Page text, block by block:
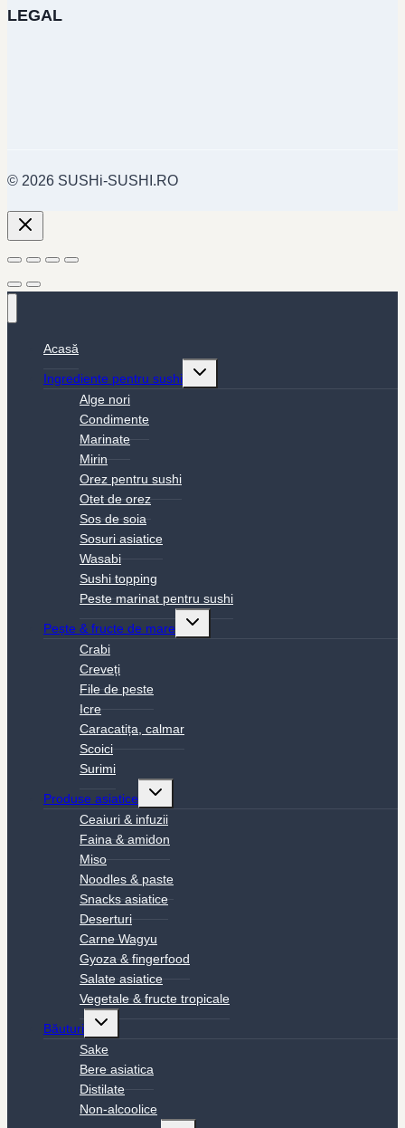
LEGAL
© 2026 SUSHi-SUSHI.RO
Acasă
Ingrediente pentru sushi
Toggle
Alge nori
Condimente
Marinate
Mirin
Orez pentru sushi
Otet de orez
Sos de soia
Sosuri asiatice
Wasabi
Sushi topping
Peste marinat pentru sushi
Pește & fructe de mare
Toggle
Crabi
Creveți
File de peste
Icre
Caracatița, calmar
Scoici
Surimi
Produse asiatice
Toggle
menu
Ceaiuri & infuzii
Faina & amidon
Miso
Noodles & paste
Snacks asiatice
Deserturi
Carne Wagyu
Gyoza & fingerfood
Salate asiatice
Vegetale & fructe tropicale
Băuturi
Toggle
menu
Sake
Bere asiatica
Distilate
Non-alcoolice